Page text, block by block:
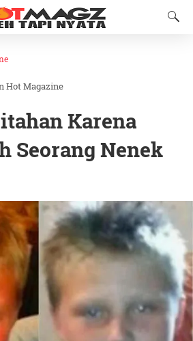
Hot Magazine
Karena
Seorang Nenek